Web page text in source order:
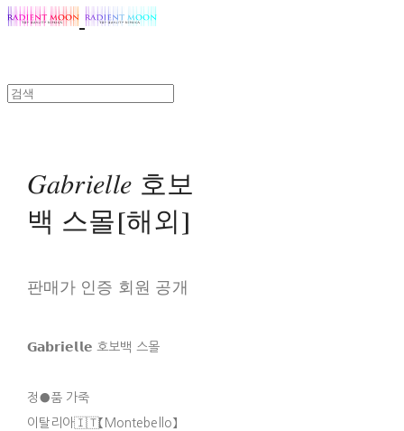
𝐺𝑎𝑏𝑟𝑖𝑒𝑙𝑙𝑒 호보
백 스몰[해외]
판매가 인증 회원 공개
𝗚𝗮𝗯𝗿𝗶𝗲𝗹𝗹𝗲 호보백 스몰
정●품 가죽
이탈리아🇮🇹【Montebello】